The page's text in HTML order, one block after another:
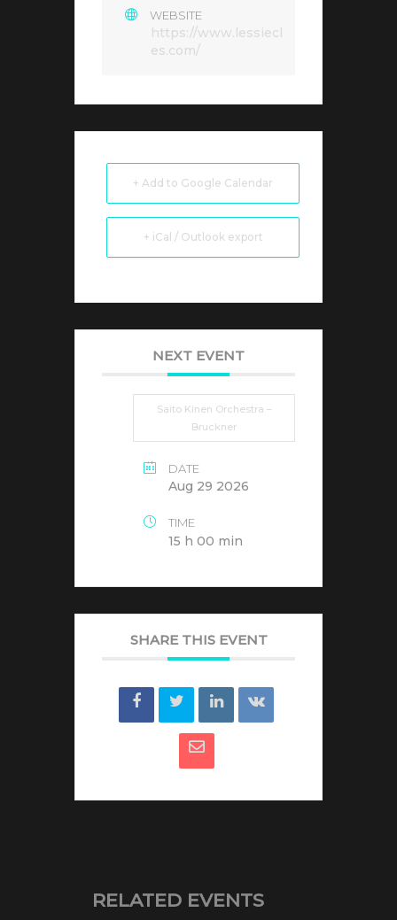
WEBSITE
https://www.lessiecl
es.com/
+ Add to Google Calendar
+ iCal / Outlook export
NEXT EVENT
Saito Kinen Orchestra –
Bruckner
DATE
Aug 29 2026
TIME
15 h 00 min
SHARE THIS EVENT
RELATED EVENTS